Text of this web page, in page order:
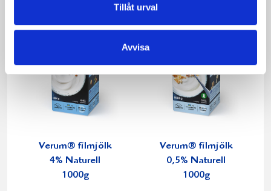
Tillåt urval
Avvisa
Verum® filmjölk
4% Naturell
1000g
Verum® filmjölk
0,5% Naturell
1000g